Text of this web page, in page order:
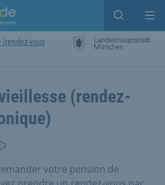
Open
(rendez-vous
(rendez-
votre pension de